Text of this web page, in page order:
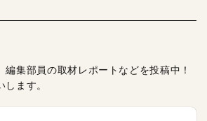
編集部員の取材レポートなどを投稿中！
ます。